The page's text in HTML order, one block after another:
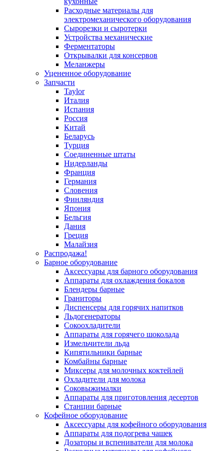
Расходные материалы для
электромеханического оборудования
Сырорезки и сыротерки
Устройства механические
Ферментаторы
Открывалки для консервов
Меланжеры
Уцененное оборудование
Запчасти
Taylor
Италия
Испания
Россия
Китай
Беларусь
Турция
Соединенные штаты
Нидерланды
Франция
Германия
Словения
Финляндия
Япония
Бельгия
Дания
Греция
Малайзия
Распродажа!
Барное оборудование
Аксессуары для барного оборудования
Аппараты для охлаждения бокалов
Блендеры барные
Граниторы
Диспенсеры для горячих напитков
Льдогенераторы
Сокоохладители
Аппараты для горячего шоколада
Измельчители льда
Кипятильники барные
Комбайны барные
Миксеры для молочных коктейлей
Охладители для молока
Соковыжималки
Аппараты для приготовления десертов
Станции барные
Кофейное оборудование
Аксессуары для кофейного оборудования
Аппараты для подогрева чашек
Дозаторы и вспениватели для молока